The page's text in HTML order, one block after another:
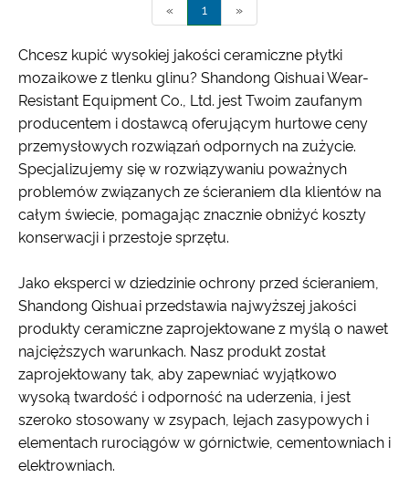
« 1 »
Chcesz kupić wysokiej jakości ceramiczne płytki
mozaikowe z tlenku glinu? Shandong Qishuai Wear-
Resistant Equipment Co., Ltd. jest Twoim zaufanym
producentem i dostawcą oferującym hurtowe ceny
przemysłowych rozwiązań odpornych na zużycie.
Specjalizujemy się w rozwiązywaniu poważnych
problemów związanych ze ścieraniem dla klientów na
całym świecie, pomagając znacznie obniżyć koszty
konserwacji i przestoje sprzętu.
Jako eksperci w dziedzinie ochrony przed ścieraniem,
Shandong Qishuai przedstawia najwyższej jakości
produkty ceramiczne zaprojektowane z myślą o nawet
najcięższych warunkach. Nasz produkt został
zaprojektowany tak, aby zapewniać wyjątkowo
wysoką twardość i odporność na uderzenia, i jest
szeroko stosowany w zsypach, lejach zasypowych i
elementach rurociągów w górnictwie, cementowniach i
elektrowniach.